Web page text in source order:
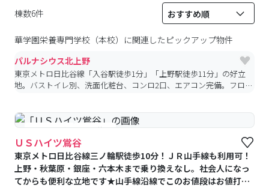
棟数6件
華学園栄養専門学校（本校） に関連したピックアップ物件
パルナシウス北上野
東京メトロ日比谷線「入谷駅徒歩1分」「上野駅徒歩11分」の好立
地。バストイレ別、洗面化粧台、コンロ2口、エアコン完備。フロ
#予約受付中 #空室待ち
ＵＳハイツ鴬谷
東京メトロ日比谷線三ノ輪駅徒歩10分！ＪＲ山手線も利用可！
上野・秋葉原・銀座・六本木まで乗り換えなし。社会人になっ
てからも便利な立地です★山手線沿線でこのお値段はお値打ち